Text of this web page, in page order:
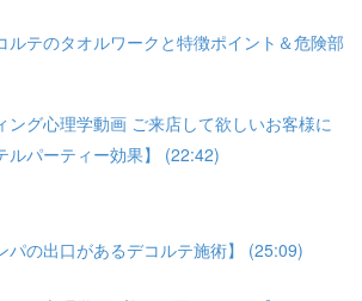
ルテのタオルワークと特徴ポイント＆危険部
ング心理学動画 ご来店して欲しいお客様に
ルパーティー効果】 (22:42)
パの出口があるデコルテ施術】 (25:09)